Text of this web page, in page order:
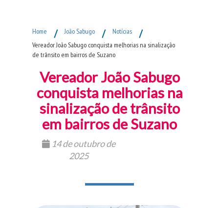
Home / João Sabugo / Notícias /
Vereador João Sabugo conquista melhorias na sinalização
de trânsito em bairros de Suzano
Vereador João Sabugo
conquista melhorias na
sinalização de trânsito
em bairros de Suzano
14 de outubro de
2025